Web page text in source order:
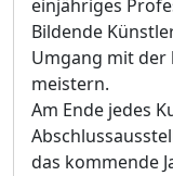
einjähriges
Bildende
Umgang mit der
meistern.
Am Ende jedes
das kommende